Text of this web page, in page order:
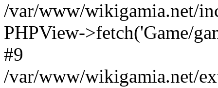
/var/www/wikigamia.net/
PHPView->fetch('Game/
#9
/var/www/wikigamia.net/